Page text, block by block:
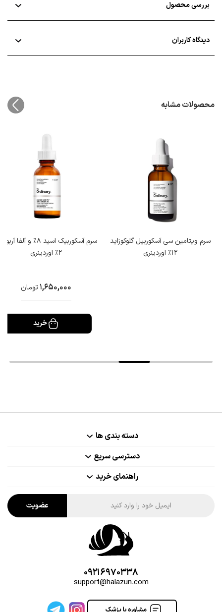
بررسی محصول
دیدگاه کاربران
محصولات مشابه
سرم ویتامین سی آسکوربیل گلوکوزاید
12% اوردینری
سرم آسکوربیک اسید 8% و آلفا
2% اوردینری
1,650,000تومان
خرید
09216970338
support@halazun.com
دسته بندی ها
دسترسی سریع
راهنمای خرید
عضویت